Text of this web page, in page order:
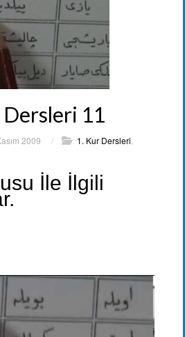
Dersleri 11
2009 / 1. Kur Dersleri,
İle İlgili